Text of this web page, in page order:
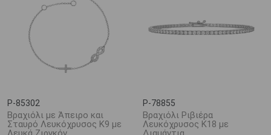
P-85302
Βραχιόλι με Άπειρο και
Σταυρό Λευκόχρυσος K9 με
P-78855
Βραχιόλι Ριβιέρα
Λευκόχρυσος Κ18 με